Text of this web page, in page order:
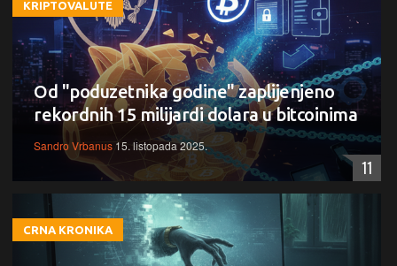
KRIPTOVALUTE
Od "poduzetnika godine" zaplijenjeno
rekordnih 15 milijardi dolara u bitcoinima
Sandro Vrbanus 15. listopada 2025.
11
CRNA KRONIKA